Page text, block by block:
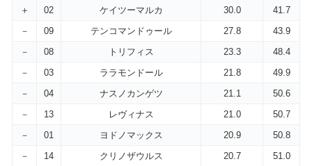
＋
02 ケイツーマルカ 30.0
41.7
－
09 テンコマンドゥール 27.8
43.9
－
08 トリフィス 23.3
48.4
－
03 ララモンドール 21.8
49.9
－
04 ナスノカンゲツ 21.1
50.6
－
13 レヴィナス 21.0
50.7
－
01 ヨドノマックス 20.9
50.8
－
14 クリノザウルス 20.7 51.0